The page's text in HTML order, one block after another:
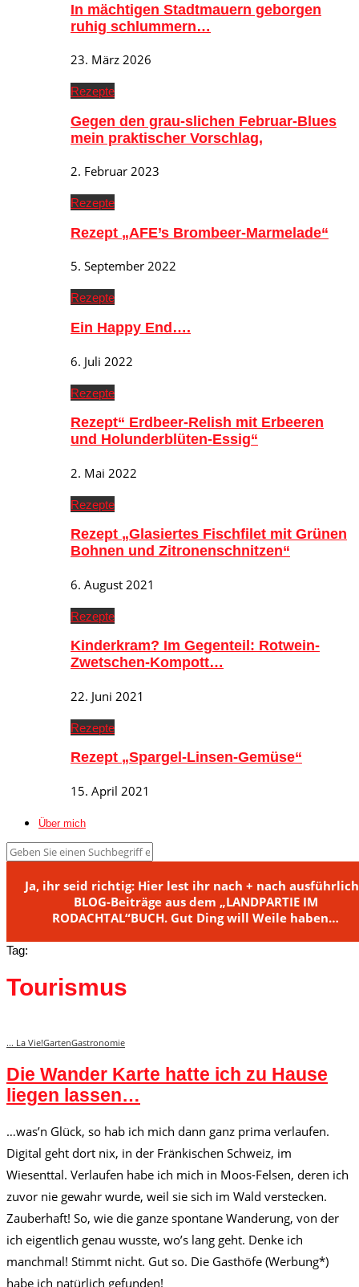
In mächtigen Stadtmauern geborgen
ruhig schlummern…
23. März 2026
Rezepte
Gegen den grau-slichen Februar-Blues
mein praktischer Vorschlag,
2. Februar 2023
Rezepte
Rezept „AFE’s Brombeer-Marmelade“
5. September 2022
Rezepte
Ein Happy End….
6. Juli 2022
Rezepte
Rezept“ Erdbeer-Relish mit Erbeeren
und Holunderblüten-Essig“
2. Mai 2022
Rezepte
Rezept „Glasiertes Fischfilet mit Grünen
Bohnen und Zitronenschnitzen“
6. August 2021
Rezepte
Kinderkram? Im Gegenteil: Rotwein-
Zwetschen-Kompott…
22. Juni 2021
Rezepte
Rezept „Spargel-Linsen-Gemüse“
15. April 2021
Über mich
Ja, ihr seid richtig: Hier lest ihr nach + nach
BLOG-Beiträge aus dem „LANDPARTIE IM
RODACHTAL“BUCH. Gut Ding will Weile haben…
Tag:
Tourismus
... La Vie!GartenGastronomie
Die Wander Karte hatte ich zu Hause
liegen lassen…
…was’n Glück, so hab ich mich dann ganz prima verlaufen.
Digital geht dort nix, in der Fränkischen Schweiz, im
Wiesenttal. Verlaufen habe ich mich in Moos-Felsen, deren ich
zuvor nie gewahr wurde, weil sie sich im Wald verstecken.
Zauberhaft! So, wie die ganze spontane Wanderung, von der
ich eigentlich genau wusste, wo’s lang geht. Denke ich
manchmal! Stimmt nicht. Gut so. Die Gasthöfe (Werbung*)
habe ich natürlich gefunden!